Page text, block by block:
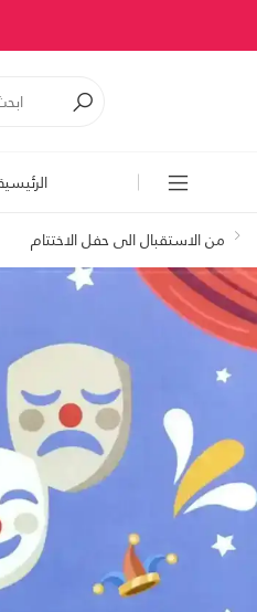
من الاستقبال الى حفل الاختتام